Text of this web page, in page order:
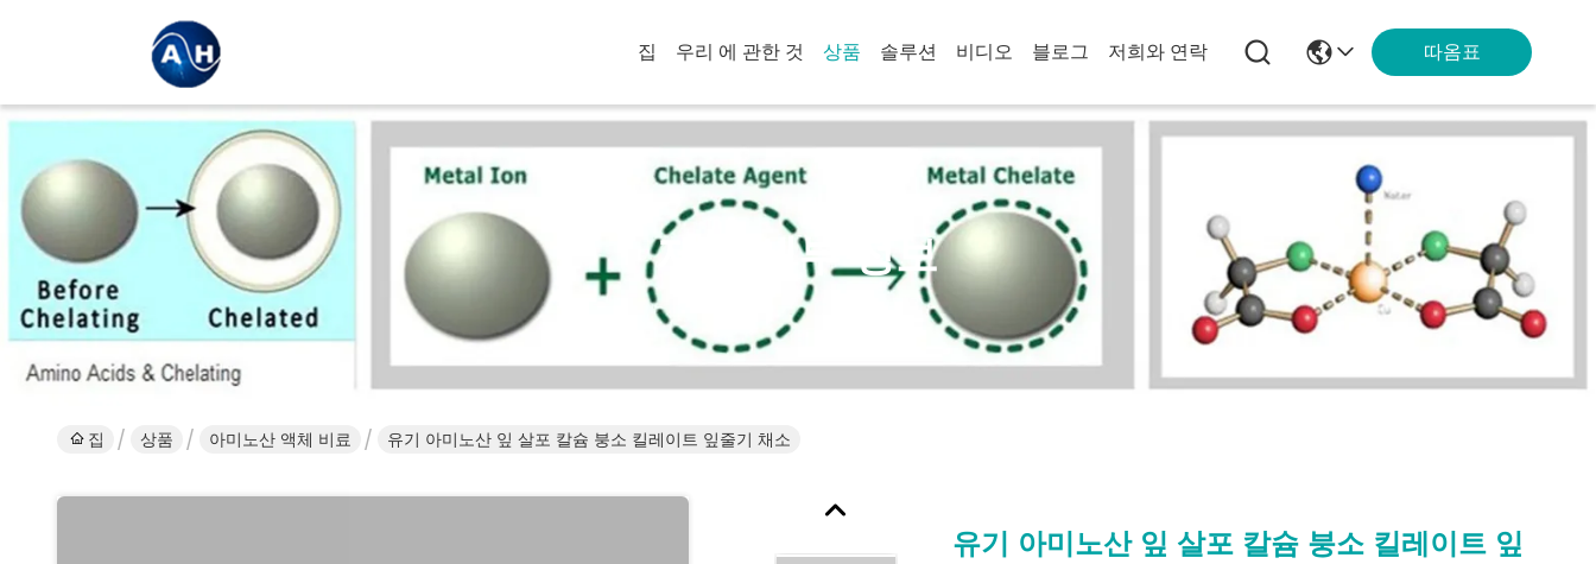
집 우리 에 관한 것 상품 솔루션 비디오 블로그 저희와 연락 따옴표
제품 세부 정보
집 상품 아미노산 액체 비료 유기 아미노산 잎 살포 칼슘 붕소 킬레이트 잎줄기 채소
유기 아미노산 잎 살포 칼슘 붕소 킬레이트 잎